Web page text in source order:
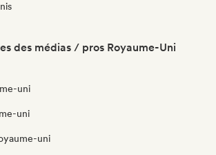
des médias / pros Royaume-Uni
uni
uni
uni